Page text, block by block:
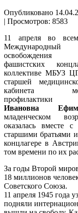
Опубликовано
| Просмотров: 8583
11 апреля во
освобождения
фашистских
коллективе МБУЗ
старшей
кабинета
Ивановна
младенческом
оказалась вместе
старшими братьями
концлагере в
том времени по их
За годы Второй
18 миллионов
Советского Союза.
11 апреля 1945 года
подняли